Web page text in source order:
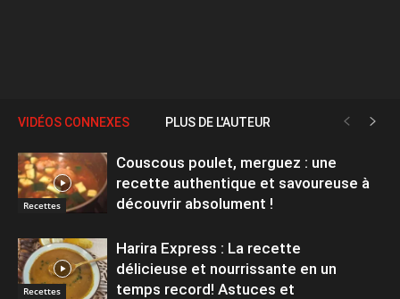
VIDÉOS CONNEXES PLUS DE L'AUTEUR
Recettes
Couscous poulet, merguez : une
recette authentique et savoureuse à
découvrir absolument !
Recettes
Harira Express : La recette
délicieuse et nourrissante en un
temps record! Astuces et